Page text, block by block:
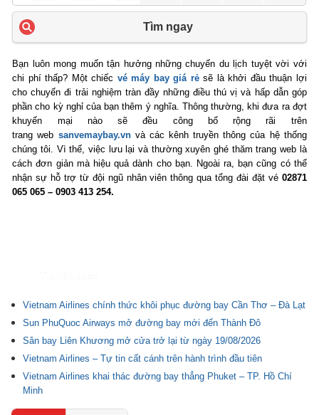
Tìm ngay
Bạn luôn mong muốn tận hưởng những chuyến du lịch tuyệt vời với
chi phí thấp? Một chiếc vé máy bay giá rẻsẽ là khởi đầu thuận lợi
cho chuyến đi trải nghiệm tràn đầy những điều thú vị và hấp dẫn góp
phần cho kỳ nghỉ của bạn thêm ý nghĩa. Thông thường, khi đưa ra đợt
khuyến mại nào sẽ đều công bố rộng rãi trên
trang web sanvemaybay.vnvà các kênh truyền thông của hệ thống
chúng tôi. Vì thế, việc lưu lại và thường xuyên ghé thăm trang web là
cách đơn giản mà hiệu quả dành cho bạn. Ngoài ra, bạn cũng có thể
nhận sự hỗ trợ từ đội ngũ nhân viên thông qua tổng đài đặt vé 02871
065 065 – 0903 413 254.
Vietnam Airlines chính thức khôi phục đường bay Cần Thơ – Đà Lạt
Sun PhuQuoc Airways mở đường bay mới đến Thành Đô
Sân bay Liên Khương mở cửa trở lại từ ngày 19/08/2026
Vietnam Airlines – Tự tin cất cánh trên hành trình đầu tiên
Vietnam Airlines khai thác đường bay thẳng Phuket – TP. Hồ Chí
Minh